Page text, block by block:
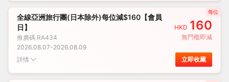
全線亞洲旅行團(日本除外)每位減$160【會員
日】
推廣碼 RA434
2026.08.07-2026.08.09
HKD 160
無門檻即減
每位
詳情 立即收藏